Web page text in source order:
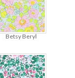
Betsy Beryl